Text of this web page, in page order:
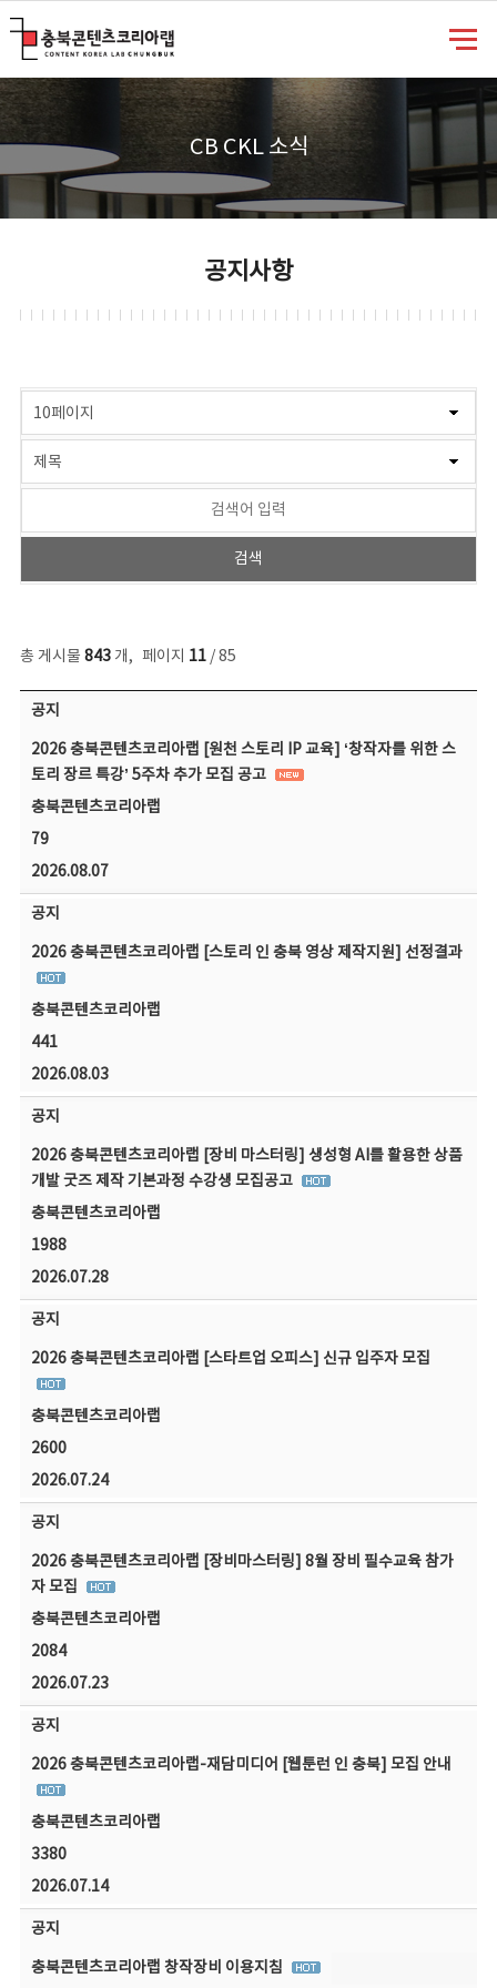
CB CKL 소식
공지사항
총 게시물 843개, 페이지 11/ 85
공지사항 목록 - 번호, 제목, 작성자, 파일, 조회수, 작성일 정보 제공
공지
2026 충북콘텐츠코리아랩 [원천 스토리 IP 교육] ‘창작자를 위한 스
토리 장르 특강’ 5주차 추가 모집 공고
충북콘텐츠코리아랩
79
2026.08.07
공지
2026 충북콘텐츠코리아랩 [스토리 인 충북 영상 제작지원] 선정결과
충북콘텐츠코리아랩
441
2026.08.03
공지
2026 충북콘텐츠코리아랩 [장비 마스터링] 생성형 AI를 활용한 상품
개발 굿즈 제작 기본과정 수강생 모집공고
충북콘텐츠코리아랩
1988
2026.07.28
공지
2026 충북콘텐츠코리아랩 [스타트업 오피스] 신규 입주자 모집
충북콘텐츠코리아랩
2600
2026.07.24
공지
2026 충북콘텐츠코리아랩 [장비마스터링] 8월 장비 필수교육 참가
자 모집
충북콘텐츠코리아랩
2084
2026.07.23
공지
2026 충북콘텐츠코리아랩-재담미디어 [웹툰런 인 충북] 모집 안내
충북콘텐츠코리아랩
3380
2026.07.14
공지
충북콘텐츠코리아랩 창작장비 이용지침